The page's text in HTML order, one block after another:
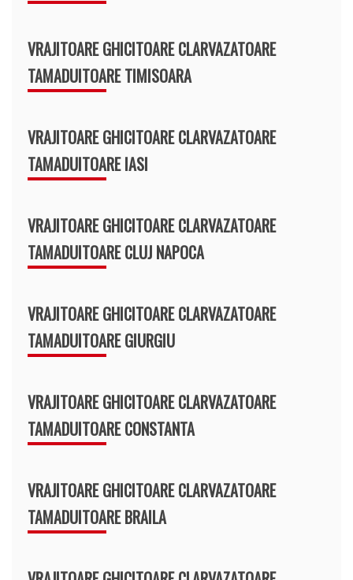
VRAJITOARE GHICITOARE CLARVAZATOARE
TAMADUITOARE TIMISOARA
VRAJITOARE GHICITOARE CLARVAZATOARE
TAMADUITOARE IASI
VRAJITOARE GHICITOARE CLARVAZATOARE
TAMADUITOARE CLUJ NAPOCA
VRAJITOARE GHICITOARE CLARVAZATOARE
TAMADUITOARE GIURGIU
VRAJITOARE GHICITOARE CLARVAZATOARE
TAMADUITOARE CONSTANTA
VRAJITOARE GHICITOARE CLARVAZATOARE
TAMADUITOARE BRAILA